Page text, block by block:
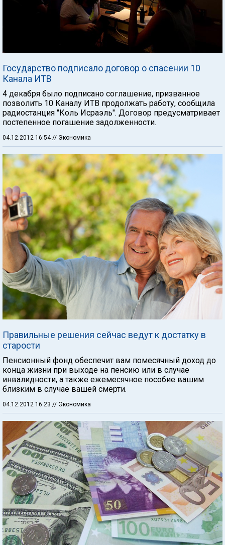
Государство подписало договор о спасении 10
Канала ИТВ
4 декабря было подписано соглашение, призванное
позволить 10 Каналу ИТВ продолжать работу, сообщила
радиостанция "Коль Исраэль". Договор предусматривает
постепенное погашение задолженности.
04.12.2012 16:54// Экономика
Правильные решения сейчас ведут к достатку в
старости
Пенсионный фонд обеспечит вам помесячный доход до
конца жизни при выходе на пенсию или в случае
инвалидности, а также ежемесячное пособие вашим
близким в случае вашей смерти.
04.12.2012 16:23 // Экономика